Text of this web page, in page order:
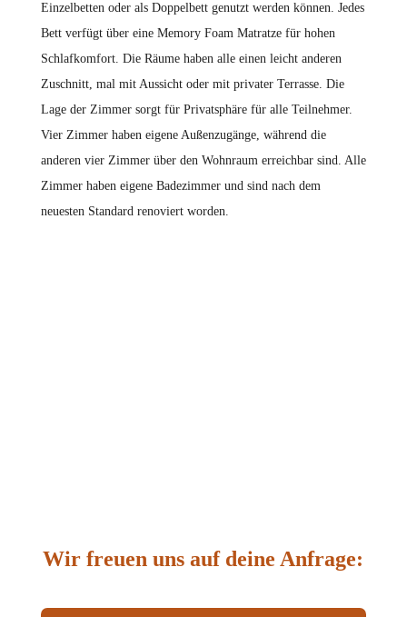
Einzelbetten oder als Doppelbett genutzt werden können. Jedes
Bett verfügt über eine Memory Foam Matratze für hohen
Schlafkomfort. Die Räume haben alle einen leicht anderen
Zuschnitt, mal mit Aussicht oder mit privater Terrasse. Die
Lage der Zimmer sorgt für Privatsphäre für alle Teilnehmer.
Vier Zimmer haben eigene Außenzugänge, während die
anderen vier Zimmer über den Wohnraum erreichbar sind. Alle
Zimmer haben eigene Badezimmer und sind nach dem
neuesten Standard renoviert worden.
Wir freuen uns auf deine Anfrage: